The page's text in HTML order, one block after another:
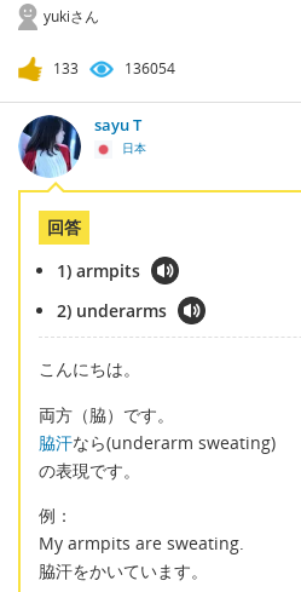
yukiさん
133 136054
sayu T
日本
回答
1) armpits
2) underarms
こんにちは。
両方（脇）です。
脇汗なら(underarm sweating)
の表現です。
例：
My armpits are sweating.
脇汗をかいています。